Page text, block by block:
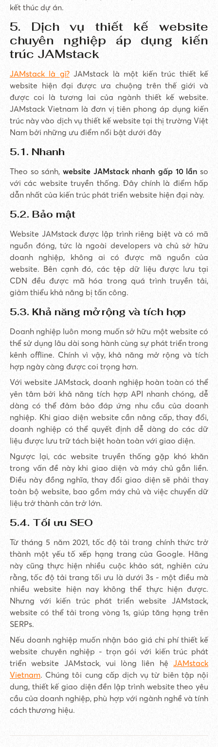
kết thúc dự án.
5. Dịch vụ thiết kế website
chuyên nghiệp áp dụng kiến
trúc JAMstack
JAMstack là gì?JAMstack là một kiến trúc thiết kế
website hiện đại được ưa chuộng trên thế giới và
được coi là tương lai của ngành thiết kế website.
JAMstack Vietnam là đơn vị tiên phong áp dụng kiến
trúc này vào dịch vụ thiết kế website tại thị trường Việt
Nam bởi những ưu điểm nổi bật dưới đây
5.1. Nhanh
Theo so sánh, website JAMstack nhanh gấp 10 lần so
với các website truyền thống. Đây chính là điểm hấp
dẫn nhất của kiến trúc phát triển website hiện đại này.
5.2. Bảo mật
Website JAMstack được lập trình riêng biệt và có mã
nguồn đóng, tức là ngoài developers và chủ sở hữu
doanh nghiệp, không ai có được mã nguồn của
website. Bên cạnh đó, các tệp dữ liệu được lưu tại
CDN đều được mã hóa trong quá trình truyền tải,
giảm thiểu khả năng bị tấn công.
5.3. Khả năng mở rộng và tích hợp
Doanh nghiệp luôn mong muốn sở hữu một website có
thể sử dụng lâu dài song hành cùng sự phát triển trong
kênh offline. Chính vì vậy, khả năng mở rộng và tích
hợp ngày càng được coi trọng hơn.
Với website JAMstack, doanh nghiệp hoàn toàn có thể
yên tâm bởi khả năng tích hợp API nhanh chóng, dễ
dàng có thể đảm bảo đáp ứng nhu cầu của doanh
nghiệp. Khi giao diện website cần nâng cấp, thay đổi,
doanh nghiệp có thể quyết định dễ dàng do các dữ
liệu được lưu trữ tách biệt hoàn toàn với giao diện.
Ngược lại, các website truyền thống gặp khó khăn
trong vấn đề này khi giao diện và máy chủ gắn liền.
Điều này đồng nghĩa, thay đổi giao diện sẽ phải thay
toàn bộ website, bao gồm máy chủ và việc chuyển dữ
liệu trở thành cản trở lớn.
5.4. Tối ưu SEO
Từ tháng 5 năm 2021, tốc độ tải trang chính thức trở
thành một yếu tố xếp hạng trang của Google. Hãng
này cũng thực hiện nhiều cuộc khảo sát, nghiên cứu
rằng, tốc độ tải trang tối ưu là dưới 3s - một điều mà
nhiều website hiện nay không thể thực hiện được.
Nhưng với kiến trúc phát triển website JAMstack,
website có thể tải trong vòng 1s, giúp tăng hạng trên
SERPs.
Nếu doanh nghiệp muốn nhận báo giá chi phí thiết kế
website chuyên nghiệp - trọn gói với kiến trúc phát
triển website JAMstack, vui lòng liên hệ JAMstack
Vietnam. Chúng tôi cung cấp dịch vụ từ biên tập nội
dung, thiết kế giao diện đền lập trình website theo yêu
cầu của doanh nghiệp, phù hợp với ngành nghề và tính
cách thương hiệu.